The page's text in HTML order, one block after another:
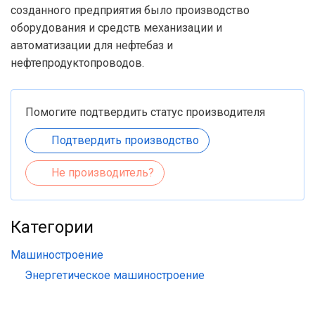
созданного предприятия было производство
оборудования и средств механизации и
автоматизации для нефтебаз и
нефтепродуктопроводов.
Помогите подтвердить статус производителя
Подтвердить производство
Не производитель?
Категории
Машиностроение
Энергетическое машиностроение